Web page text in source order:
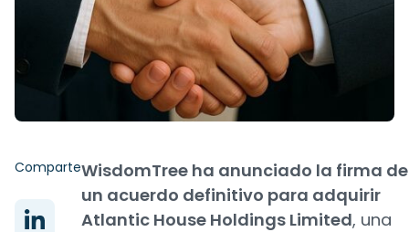
ComparteWisdomTree ha anunciado la firma de
un acuerdo definitivo para adquirir
Atlantic House Holdings Limited, una